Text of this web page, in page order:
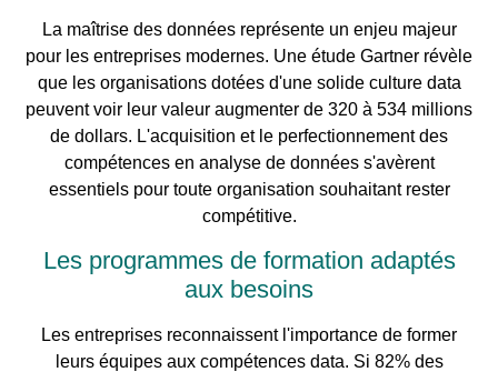
La maîtrise des données représente un enjeu majeur
pour les entreprises modernes. Une étude Gartner révèle
que les organisations dotées d'une solide culture data
peuvent voir leur valeur augmenter de 320 à 534 millions
de dollars. L'acquisition et le perfectionnement des
compétences en analyse de données s'avèrent
essentiels pour toute organisation souhaitant rester
compétitive.
Les programmes de formation adaptés
aux besoins
Les entreprises reconnaissent l'importance de former
leurs équipes aux compétences data. Si 82% des